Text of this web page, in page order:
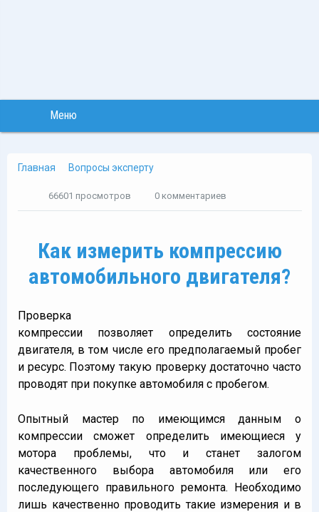
Меню
Главная Вопросы эксперту
66601 просмотров 0 комментариев
Как измерить компрессию
автомобильного двигателя?
Проверка
компрессии позволяет определить состояние
двигателя, в том числе его предполагаемый пробег
и ресурс. Поэтому такую проверку достаточно часто
проводят при покупке автомобиля с пробегом.
Опытный мастер по имеющимся данным о
компрессии сможет определить имеющиеся у
мотора проблемы, что и станет залогом
качественного выбора автомобиля или его
последующего правильного ремонта. Необходимо
лишь качественно проводить такие измерения и в